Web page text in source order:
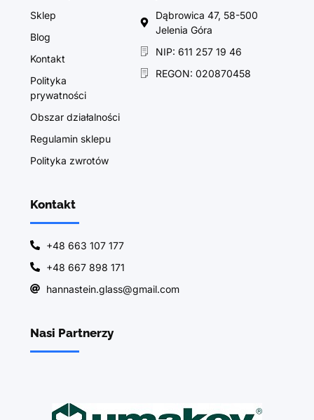
Sklep
Blog
Kontakt
Polityka
prywatności
Obszar działalności
Regulamin sklepu
Polityka zwrotów
Dąbrowica 47, 58-500
Jelenia Góra
NIP: 611 257 19 46
REGON: 020870458
Kontakt
+48 663 107 177
+48 667 898 171
hannastein.glass@gmail.com
Nasi Partnerzy